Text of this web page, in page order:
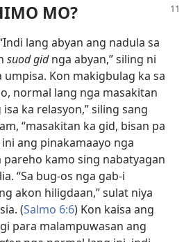
MO?
lang abyan ang nadula sa
suod gidnga abyan,” siling ni
umpisa. Kon makigbulag ka sa
normal lang nga masakitan
ka relasyon,” siling sang
“masakitan ka gid, bisan pa
ang pinakamaayo nga
kamo sing nabatyagan
“Sa bug-os nga gab-i
akon hiligdaan,” sulat niya
(Salmo 6:6) Kon kaisa ang
para malampuwasan ang